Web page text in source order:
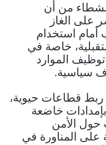
من أن
على الغاز
أمام استخدام
خاصة في
الموارد
سياسية.
ربط قطاعات حيوية،
خاضعة
حول الأمن
على المناورة في